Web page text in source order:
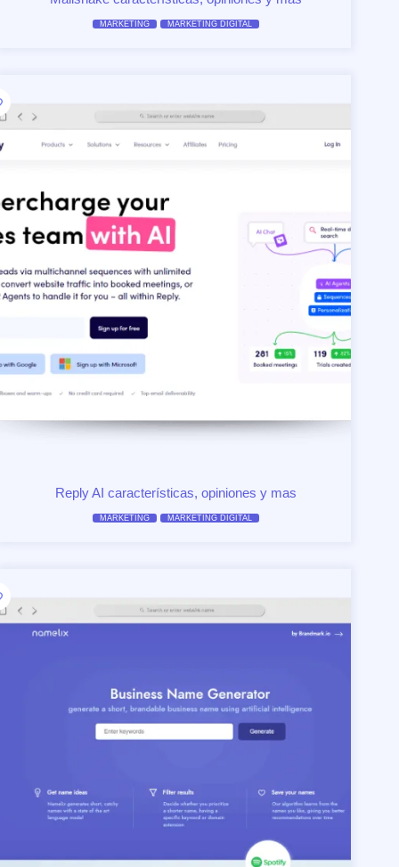
MARKETING MARKETING DIGITAL
Reply AI características, opiniones y mas
MARKETING MARKETING DIGITAL